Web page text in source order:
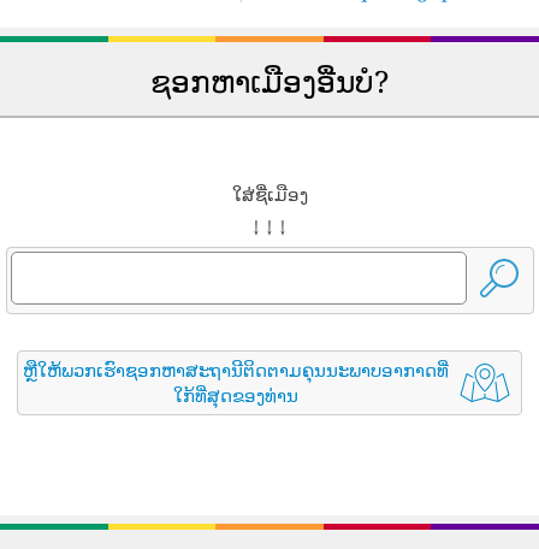
ຊອກຫາເມືອງອື່ນບໍ?
ໃສ່ຊື່ເມືອງ
↓ ↓ ↓
ຫຼືໃຫ້ພວກເຮົາຊອກຫາສະຖານີຕິດຕາມຄຸນນະພາບອາກາດທີ່
ໃກ້ທີ່ສຸດຂອງທ່ານ